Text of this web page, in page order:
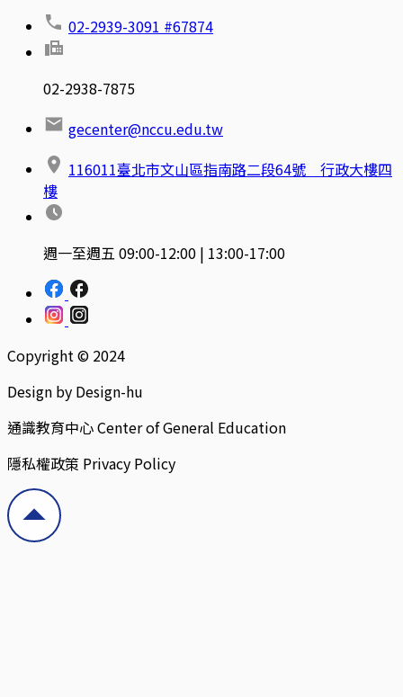
02-2939-3091 #67874
02-2938-7875
gecenter@nccu.edu.tw
116011臺北市文山區指南路二段64號 行政大樓四
樓
週一至週五 09:00-12:00 | 13:00-17:00
Copyright © 2024
Design by Design-hu
通識教育中心 Center of General Education
隱私權政策 Privacy Policy